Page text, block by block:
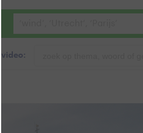
video: